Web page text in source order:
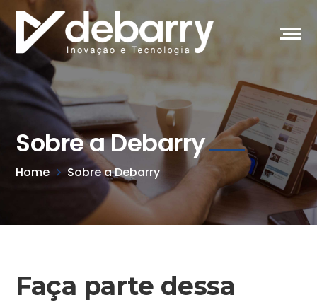
Sobre a Debarry
Home Sobre a Debarry
Faça parte dessa